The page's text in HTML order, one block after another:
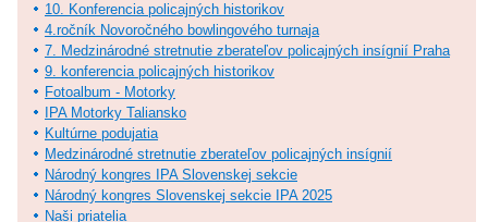
10. Konferencia policajných historikov
4.ročník Novoročného bowlingového turnaja
7. Medzinárodné stretnutie zberateľov policajných insígnií Praha
9. konferencia policajných historikov
Fotoalbum - Motorky
IPA Motorky Taliansko
Kultúrne podujatia
Medzinárodné stretnutie zberateľov policajných insígnií
Národný kongres IPA Slovenskej sekcie
Národný kongres Slovenskej sekcie IPA 2025
Naši priatelia